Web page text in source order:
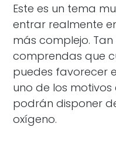
Este es un tema
entrar realmente
más complejo.
comprendas que
puedes favorecer
uno de los motivos
podrán disponer
oxígeno.